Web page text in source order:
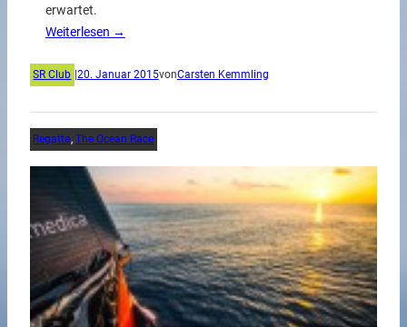
erwartet.
Weiterlesen →
SR Club 20. Januar 2015vonCarsten Kemmling
Regatta, The Ocean Race